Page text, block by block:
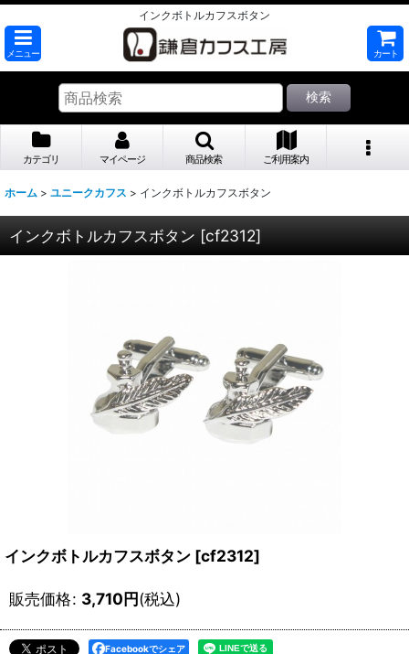
インクボトルカフスボタン
メニュー カート
検索
カテゴリ マイページ 商品検索 ご利用案内
ホーム > ユニークカフス > インクボトルカフスボタン
インクボトルカフスボタン [cf2312]
インクボトルカフスボタン [cf2312]
販売価格: 3,710円(税込)
Facebookでシェア